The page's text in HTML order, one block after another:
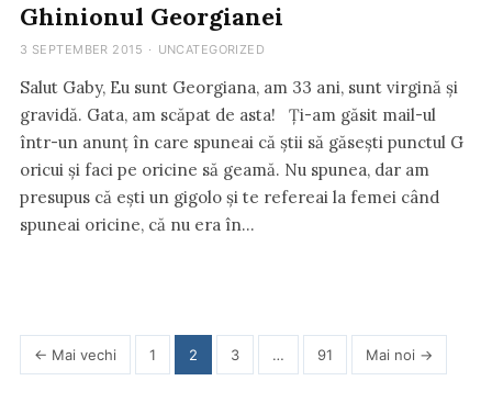
Ghinionul Georgianei
3 SEPTEMBER 2015 · UNCATEGORIZED
Salut Gaby, Eu sunt Georgiana, am 33 ani, sunt virgină și
gravidă. Gata, am scăpat de asta! Ți-am găsit mail-ul
într-un anunț în care spuneai că știi să găsești punctul G
oricui și faci pe oricine să geamă. Nu spunea, dar am
presupus că ești un gigolo și te refereai la femei când
spuneai oricine, că nu era în…
Posts
← Mai vechi 1 2 3 … 91 Mai noi →